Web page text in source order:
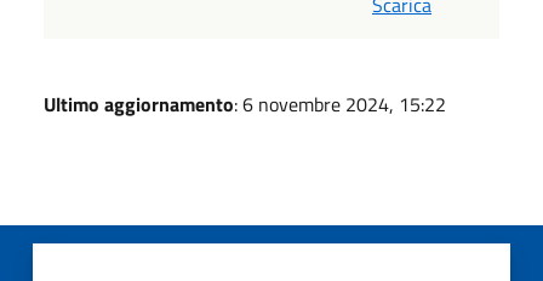
Ultimo aggiornamento: 6 novembre 2024, 15:22